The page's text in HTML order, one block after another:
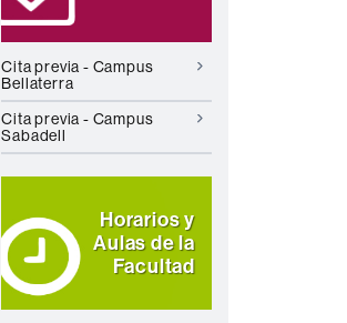
Cita previa - Campus
Bellaterra
Cita previa - Campus
Sabadell
Horarios y
Aulas de la
Facultad